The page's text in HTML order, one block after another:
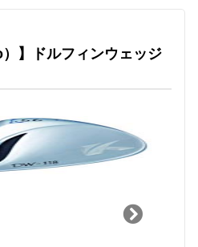
）】ドルフィンウェッジ